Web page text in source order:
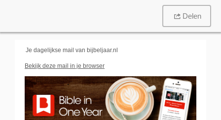
Delen
Je dagelijkse mail van bijbeljaar.nl
Bekijk deze mail in je browser